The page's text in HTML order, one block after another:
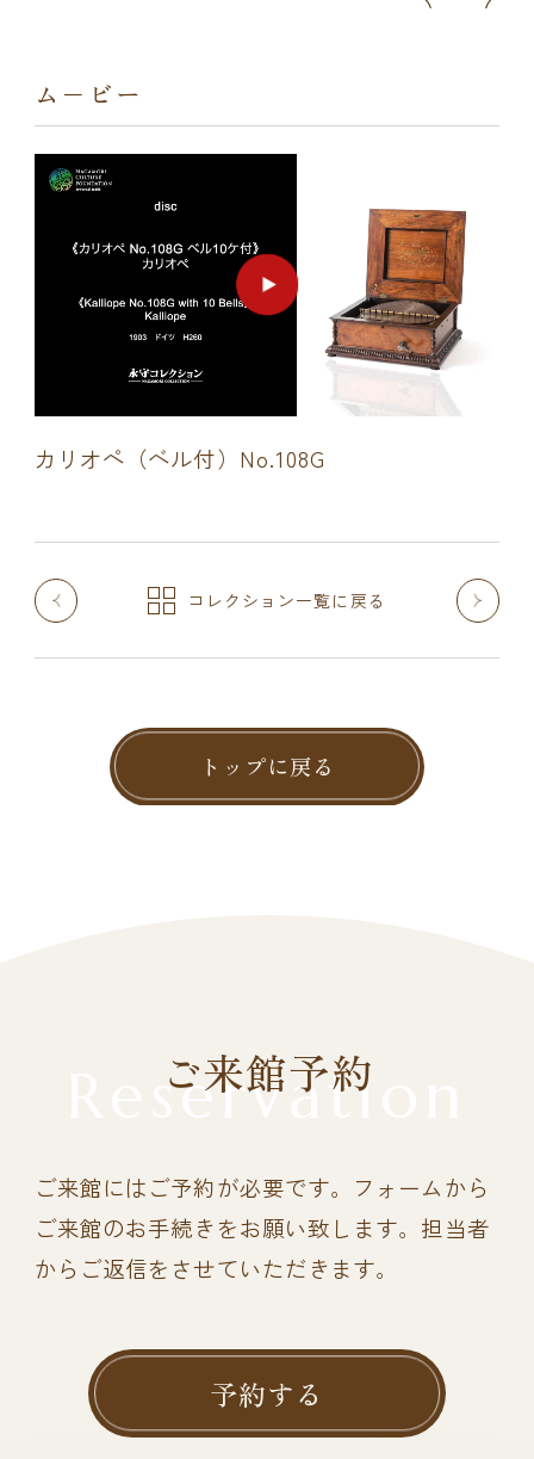
ム−ビー
カリオペ（ベル付）No.108G
コレクション一覧に戻る
トップに戻る
ご来館予約
Reservation
ご来館にはご予約が必要です。
フォームから
ご来館のお手続きをお願い致します。担当者
からご返信をさせていただきます。
予約する